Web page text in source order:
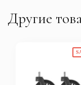
Другие